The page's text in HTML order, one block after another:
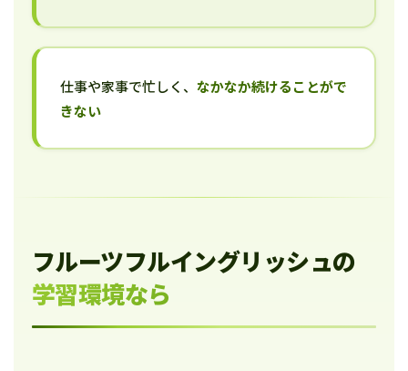
仕事や家事で忙しく、 なかなか続けることがで
きない
フルーツフルイングリッシュの
学習環境なら